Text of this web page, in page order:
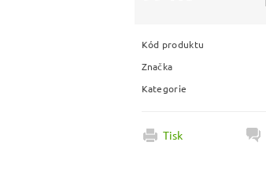
Kód produktu
Značka
Kategorie
Tisk